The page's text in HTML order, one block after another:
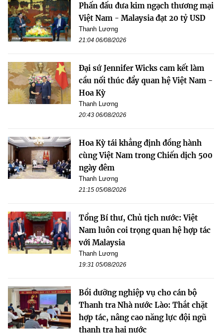
Phấn đấu đưa kim ngạch thương mại
Việt Nam - Malaysia đạt 20 tỷ USD
Thanh Lương
21:04 06/08/2026
Đại sứ Jennifer Wicks cam kết làm
cầu nối thúc đẩy quan hệ Việt Nam -
Hoa Kỳ
Thanh Lương
20:43 06/08/2026
Hoa Kỳ tái khẳng định đồng hành
cùng Việt Nam trong Chiến dịch 500
ngày đêm
Thanh Lương
21:15 05/08/2026
Tổng Bí thư, Chủ tịch nước: Việt
Nam luôn coi trọng quan hệ hợp tác
với Malaysia
Thanh Lương
19:31 05/08/2026
Bồi dưỡng nghiệp vụ cho cán bộ
Thanh tra Nhà nước Lào: Thắt chặt
hợp tác, nâng cao năng lực đội ngũ
thanh tra hai nước